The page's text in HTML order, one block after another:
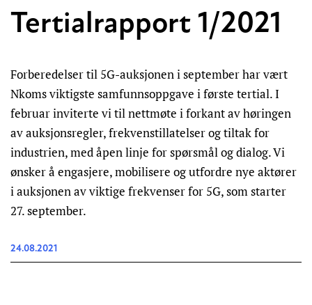
Tertialrapport 1/2021
Forberedelser til 5G-auksjonen i september har vært
Nkoms viktigste samfunnsoppgave i første tertial. I
februar inviterte vi til nettmøte i forkant av høringen
av auksjonsregler, frekvenstillatelser og tiltak for
industrien, med åpen linje for spørsmål og dialog. Vi
ønsker å engasjere, mobilisere og utfordre nye aktører
i auksjonen av viktige frekvenser for 5G, som starter
27. september.
24.08.2021